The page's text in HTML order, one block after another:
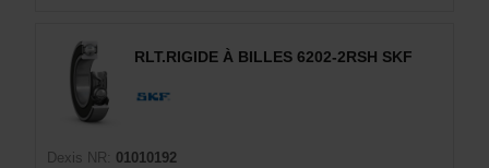
RLT.RIGIDE À BILLES 6202-2RSH SKF
Dexis NR:
01010192